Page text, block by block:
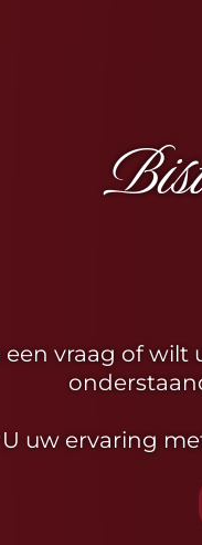
een vraag of wilt
uw ervaring